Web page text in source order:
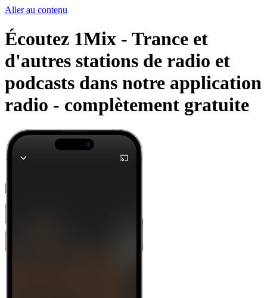
Aller au contenu
Écoutez 1Mix - Trance et
d'autres stations de radio et
podcasts dans notre application
radio - complètement gratuite